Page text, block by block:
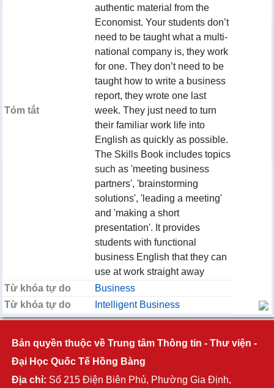
Tóm tắt
authentic material from the
Economist. Your students don’t
need to be taught what a multi-
national company is, they work
for one. They don’t need to be
taught how to write a business
report, they wrote one last
week. They just need to turn
their familiar work life into
English as quickly as possible.
The Skills Book includes topics
such as 'meeting business
partners', 'brainstorming
solutions', 'leading a meeting'
and 'making a short
presentation'. It provides
students with functional
business English that they can
use at work straight away
Từ khóa tự do
Business
Từ khóa tự do
Intelligent Business
Bản quyền thuộc về Trung tâm Thông tin - Thư viện -
Đại Học Quốc Tế Hồng Bàng
Địa chỉ: Số 215 Điện Biên Phủ, Phường Gia Định,